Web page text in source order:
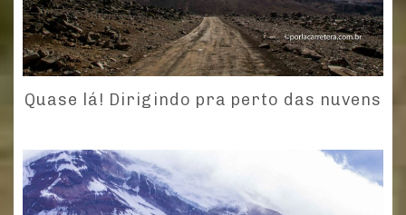
Quase lá! Dirigindo pra perto das nuvens